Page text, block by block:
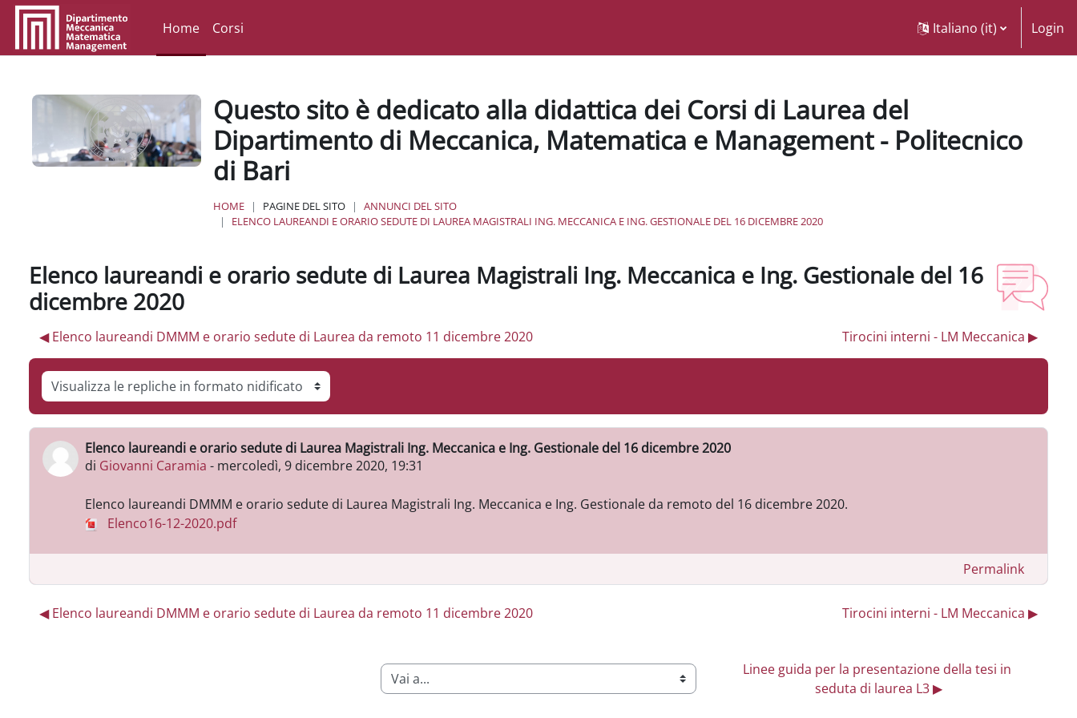
Vai al contenuto principale
Home
Corsi Italiano ‎(it)‎ Login
Questo sito è dedicato alla didattica dei Corsi di Laurea del
Dipartimento di Meccanica, Matematica e Management - Politecnico
di Bari
HOME PAGINE DEL SITO
ANNUNCI DEL SITO
ELENCO LAUREANDI E ORARIO SEDUTE DI LAUREA MAGISTRALI ING. MECCANICA E ING. GESTIONALE DEL 16 DICEMBRE 2020
Elenco laureandi e orario sedute di Laurea Magistrali Ing. Meccanica e Ing. Gestionale del 16
dicembre 2020
◀︎ Elenco laureandi DMMM e orario sedute di Laurea da remoto 11 dicembre 2020 Tirocini interni - LM Meccanica ▶︎
visualizzazione
Elenco laureandi e orario sedute di Laurea Magistrali Ing. Meccanica e Ing. Gestionale del 16 dicembre 2020
di Giovanni Caramia - mercoledì, 9 dicembre 2020, 19:31
Numero di risposte: 0
Elenco laureandi DMMM e orario sedute di Laurea Magistrali Ing. Meccanica e Ing. Gestionale da remoto del 16 dicembre 2020.
Elenco16-12-2020.pdf
Permalink
◀︎ Elenco laureandi DMMM e orario sedute di Laurea da remoto 11 dicembre 2020 Tirocini interni - LM Meccanica ▶︎
Vai a...
Linee guida per la presentazione della tesi in
seduta di laurea L3 ▶︎